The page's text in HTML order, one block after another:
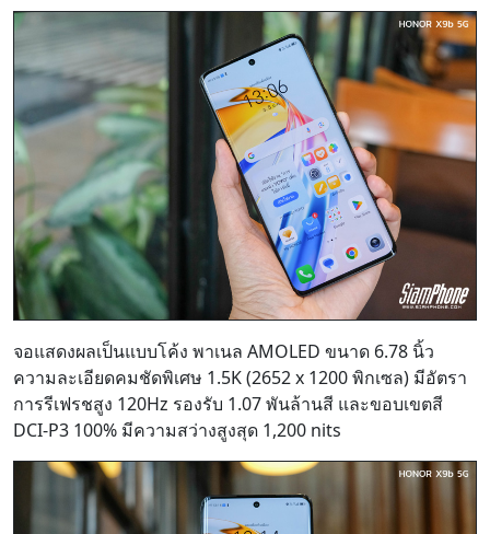
จอแสดงผลเป็นแบบโค้ง พาเนล AMOLED ขนาด 6.78 นิ้ว
ความละเอียดคมชัดพิเศษ 1.5K (2652 x 1200 พิกเซล) มีอัตรา
การรีเฟรชสูง 120Hz รองรับ 1.07 พันล้านสี และขอบเขตสี
DCI-P3 100% มีความสว่างสูงสุด 1,200 nits